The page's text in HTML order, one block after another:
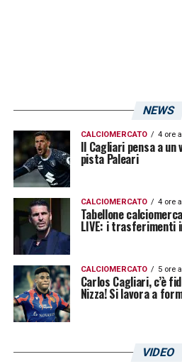
NEWS
CALCIOMERCATO 4 ore
Il Cagliari pensa a
pista Paleari
CALCIOMERCATO 4 ore
Tabellone
LIVE: i trasferimenti
CALCIOMERCATO 5 ore
Carlos Cagliari, c’è
Nizza! Si lavora a
VIDEO